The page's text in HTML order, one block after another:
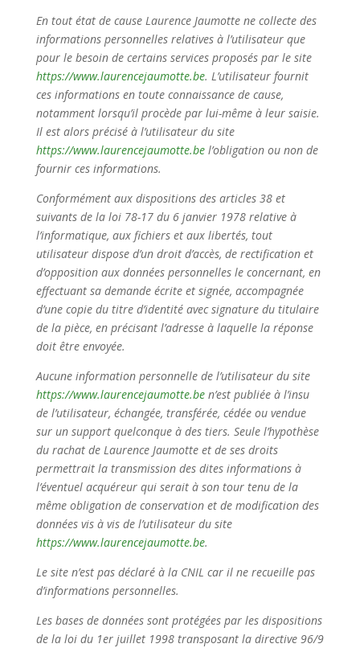
En tout état de cause Laurence Jaumotte ne collecte des
informations personnelles relatives à l’utilisateur que
pour le besoin de certains services proposés par le site
https://www.laurencejaumotte.be. L’utilisateur fournit
ces informations en toute connaissance de cause,
notamment lorsqu’il procède par lui-même à leur saisie.
Il est alors précisé à l’utilisateur du site
https://www.laurencejaumotte.bel’obligation ou non de
fournir ces informations.
Conformément aux dispositions des articles 38 et
suivants de la loi 78-17 du 6 janvier 1978 relative à
l’informatique, aux fichiers et aux libertés, tout
utilisateur dispose d’un droit d’accès, de rectification et
d’opposition aux données personnelles le concernant, en
effectuant sa demande écrite et signée, accompagnée
d’une copie du titre d’identité avec signature du titulaire
de la pièce, en précisant l’adresse à laquelle la réponse
doit être envoyée.
Aucune information personnelle de l’utilisateur du site
https://www.laurencejaumotte.ben’est publiée à l’insu
de l’utilisateur, échangée, transférée, cédée ou vendue
sur un support quelconque à des tiers. Seule l’hypothèse
du rachat de Laurence Jaumotte et de ses droits
permettrait la transmission des dites informations à
l’éventuel acquéreur qui serait à son tour tenu de la
même obligation de conservation et de modification des
données vis à vis de l’utilisateur du site
https://www.laurencejaumotte.be.
Le site n’est pas déclaré à la CNIL car il ne recueille pas
d’informations personnelles.
Les bases de données sont protégées par les dispositions
de la loi du 1er juillet 1998 transposant la directive 96/9